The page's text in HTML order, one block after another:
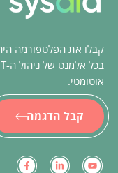
קבלו את הפלטפורמה
אוטומטי.
קבל הדגמה